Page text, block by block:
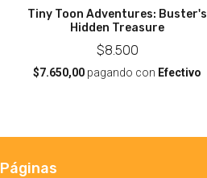
Tiny Toon Adventures: Buster's
Hidden Treasure
$8.500
$7.650,00 pagando con Efectivo
Páginas